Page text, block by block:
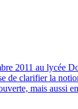
2011 au lycée
de clarifier la
mais aussi en